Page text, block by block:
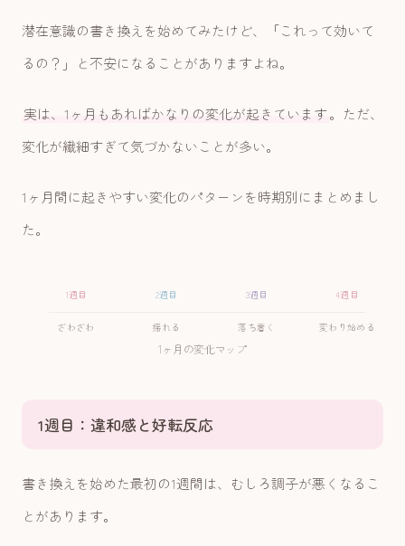
潜在意識の書き換えを始めてみたけど、「これって効いて
るの？」と不安になることがありますよね。
実は、1ヶ月もあればかなりの変化が起きています。ただ、
変化が繊細すぎて気づかないことが多い。
1ヶ月間に起きやすい変化のパターンを時期別にまとめまし
た。
1週目 2週目 3週目 4週目
ざわざわ 揺れる 落ち着く 変わり始める
1ヶ月の変化マップ
1週目：違和感と好転反応
書き換えを始めた最初の1週間は、むしろ調子が悪くなるこ
とがあります。